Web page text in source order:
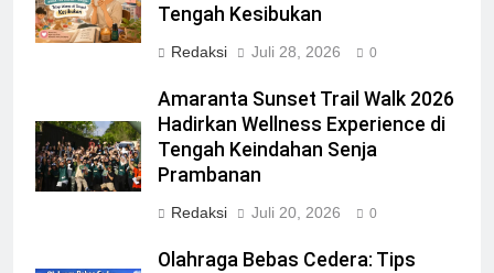
Tengah Kesibukan
Redaksi Juli 28, 2026 0
Amaranta Sunset Trail Walk 2026
Hadirkan Wellness Experience di
Tengah Keindahan Senja
Prambanan
Redaksi Juli 20, 2026 0
Olahraga Bebas Cedera: Tips